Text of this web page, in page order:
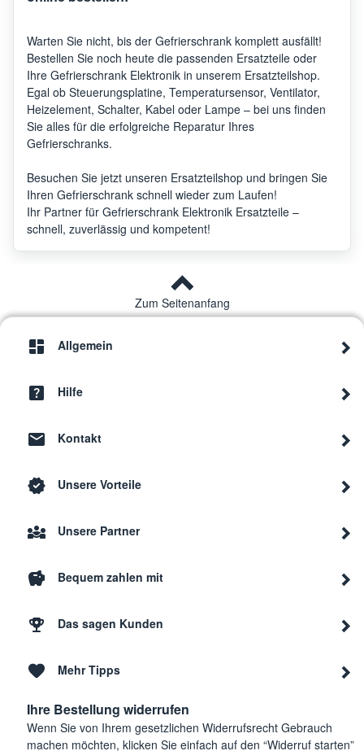
Warten Sie nicht, bis der Gefrierschrank komplett ausfällt!
Bestellen Sie noch heute die passenden Ersatzteile oder
Ihre Gefrierschrank Elektronik in unserem Ersatzteilshop.
Egal ob Steuerungsplatine, Temperatursensor, Ventilator,
Heizelement, Schalter, Kabel oder Lampe – bei uns finden
Sie alles für die erfolgreiche Reparatur Ihres
Gefrierschranks.
Besuchen Sie jetzt unseren Ersatzteilshop und bringen Sie
Ihren Gefrierschrank schnell wieder zum Laufen!
Ihr Partner für Gefrierschrank Elektronik Ersatzteile –
schnell, zuverlässig und kompetent!
Zum Seitenanfang
Allgemein
Hilfe
Kontakt
Unsere Vorteile
Unsere Partner
Bequem zahlen mit
Das sagen Kunden
Mehr Tipps
Ihre Bestellung widerrufen
Wenn Sie von Ihrem gesetzlichen Widerrufsrecht Gebrauch
machen möchten, klicken Sie einfach auf den “Widerruf starten”